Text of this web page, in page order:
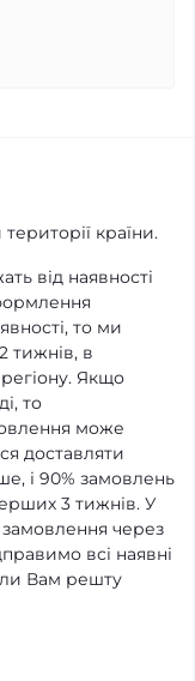
країни.
від наявності
то ми
тижнів, в
Якщо
то
може
доставляти
і 90% замовлень
3 тижнів. У
замовлення через
всі наявні
Вам решту